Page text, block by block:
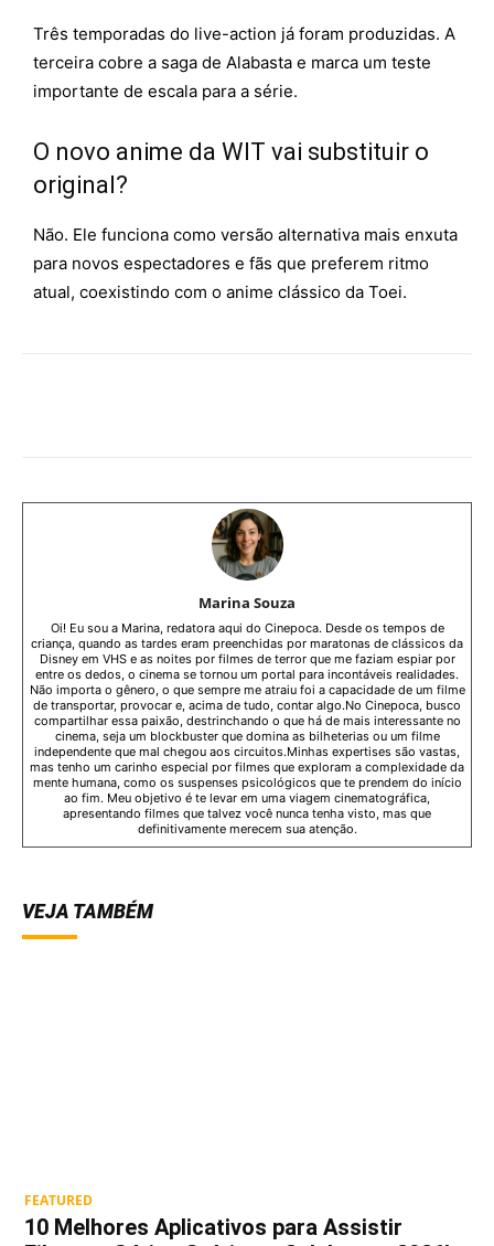
Três temporadas do live-action já foram produzidas. A
terceira cobre a saga de Alabasta e marca um teste
importante de escala para a série.
O novo anime da WIT vai substituir o
original?
Não. Ele funciona como versão alternativa mais enxuta
para novos espectadores e fãs que preferem ritmo
atual, coexistindo com o anime clássico da Toei.
Marina Souza
Oi! Eu sou a Marina, redatora aqui do Cinepoca. Desde os tempos de
criança, quando as tardes eram preenchidas por maratonas de clássicos da
Disney em VHS e as noites por filmes de terror que me faziam espiar por
entre os dedos, o cinema se tornou um portal para incontáveis realidades.
Não importa o gênero, o que sempre me atraiu foi a capacidade de um filme
de transportar, provocar e, acima de tudo, contar algo.No Cinepoca, busco
compartilhar essa paixão, destrinchando o que há de mais interessante no
cinema, seja um blockbuster que domina as bilheterias ou um filme
independente que mal chegou aos circuitos.Minhas expertises são vastas,
mas tenho um carinho especial por filmes que exploram a complexidade da
mente humana, como os suspenses psicológicos que te prendem do início
ao fim. Meu objetivo é te levar em uma viagem cinematográfica,
apresentando filmes que talvez você nunca tenha visto, mas que
definitivamente merecem sua atenção.
VEJA TAMBÉM
FEATURED
10 Melhores Aplicativos para Assistir